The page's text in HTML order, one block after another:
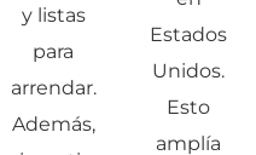
y listas
para
arrendar.
Además,
Estados
Unidos.
Esto
amplía